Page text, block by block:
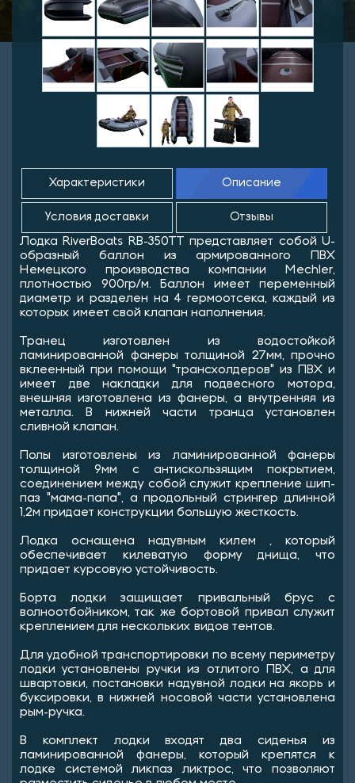
Характеристики Описание
Условия доставки Отзывы
Лодка RiverBoats RB-350ТT представляет собой U-
образный баллон из армированного ПВХ
Немецкого производства компании Mechler,
плотностью 900гр/м. Баллон имеет переменный
диаметр и разделен на 4 гермоотсека, каждый из
которых имеет свой клапан наполнения.
Транец изготовлен из водостойкой
ламинированной фанеры толщиной 27мм, прочно
вклеенный при помощи "трансхолдеров" из ПВХ и
имеет две накладки для подвесного мотора,
внешняя изготовлена из фанеры, а внутренняя из
металла. В нижней части транца установлен
сливной клапан.
Полы изготовлены из ламинированной фанеры
толщиной 9мм с антискользящим покрытием,
соединением между собой служит крепление шип-
паз "мама-папа", а продольный стрингер длинной
1,2м придает конструкции большую жесткость.
Лодка оснащена надувным килем , который
обеспечивает килеватую форму днища, что
придает курсовую устойчивость.
Борта лодки защищает привальный брус с
волноотбойником, так же бортовой привал служит
креплением для нескольких видов тентов.
Для удобной транспортировки по всему периметру
лодки установлены ручки из отлитого ПВХ, а для
швартовки, постановки надувной лодки на якорь и
буксировки, в нижней носовой части установлена
рым-ручка.
В комплект лодки входят два сиденья из
ламинированной фанеры, который крепятся к
лодке системой ликпаз ликтрос, что позволяют